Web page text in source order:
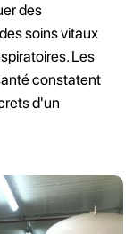
des
soins vitaux
Les
constatent
d'un